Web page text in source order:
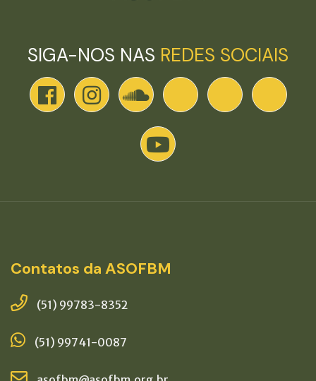
SIGA-NOS NAS REDES SOCIAIS
Contatos da ASOFBM
(51) 99783-8352
(51) 99741-0087